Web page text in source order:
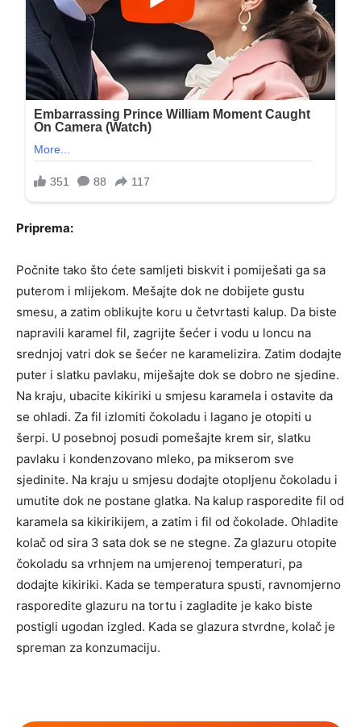
Priprema:
Počnite tako što ćete samljeti biskvit i pomiješati ga sa
puterom i mlijekom. Mešajte dok ne dobijete gustu
smesu, a zatim oblikujte koru u četvrtasti kalup. Da biste
napravili karamel fil, zagrijte šećer i vodu u loncu na
srednjoj vatri dok se šećer ne karamelizira. Zatim dodajte
puter i slatku pavlaku, miješajte dok se dobro ne sjedine.
Na kraju, ubacite kikiriki u smjesu karamela i ostavite da
se ohladi. Za fil izlomiti čokoladu i lagano je otopiti u
šerpi. U posebnoj posudi pomešajte krem ​​sir, slatku
pavlaku i kondenzovano mleko, pa mikserom sve
sjedinite. Na kraju u smjesu dodajte otopljenu čokoladu i
umutite dok ne postane glatka. Na kalup rasporedite fil od
karamela sa kikirikijem, a zatim i fil od čokolade. Ohladite
kolač od sira 3 sata dok se ne stegne. Za glazuru otopite
čokoladu sa vrhnjem na umjerenoj temperaturi, pa
dodajte kikiriki. Kada se temperatura spusti, ravnomjerno
rasporedite glazuru na tortu i zagladite je kako biste
postigli ugodan izgled. Kada se glazura stvrdne, kolač je
spreman za konzumaciju.